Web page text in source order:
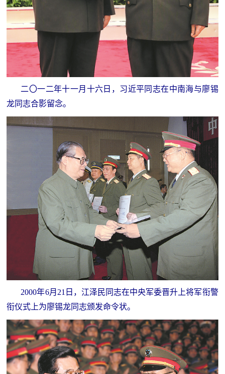
役
采
军
人
服
务
退
役
军
人
服
务
文
化
国
防
国
防
红
色
文
二〇一二年十一月十六日，习近平同志在中南海与廖锡
龙同志合影留念。
2000年6月21日，江泽民同志在中央军委晋升上将军衔警
衔仪式上为廖锡龙同志颁发命令状。